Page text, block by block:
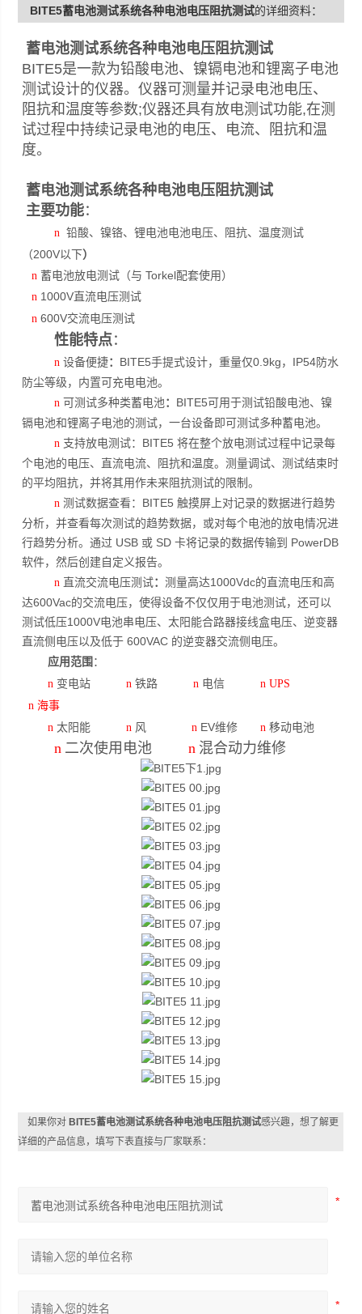
BITE5蓄电池测试系统各种电池电压阻抗测试的详细资料：
蓄电池测试系统各种电池电压阻抗测试
BITE5是一款为铅酸电池、镍镉电池和锂离子电池
测试设计的仪器。仪器可测量并记录电池电压、
阻抗和温度等参数;仪器还具有放电测试功能,在测
试过程中持续记录电池的电压、电流、阻抗和温
度。
蓄电池测试系统各种电池电压阻抗测试
主要功能：
n 铅酸、镍铬、锂电池电池电压、阻抗、温度测试
（200V以下）
n 蓄电池放电测试（与 Torkel配套使用）
n 1000V直流电压测试
n 600V交流电压测试
性能特点：
n 设备便捷： BITE5手提式设计，重量仅0.9kg，IP54防水
防尘等级，内置可充电电池。
n 可测试多种类蓄电池： BITE5可用于测试铅酸电池、镍
镉电池和锂离子电池的测试，一台设备即可测试多种蓄电池。
n 支持放电测试：BITE5 将在整个放电测试过程中记录每
个电池的电压、直流电流、阻抗和温度。测量调试、测试结束时
的平均阻抗，并将其用作未来阻抗测试的限制。
n 测试数据查看：BITE5 触摸屏上对记录的数据进行趋势
分析，并查看每次测试的趋势数据，或对每个电池的放电情况进
行趋势分析。通过 USB 或 SD 卡将记录的数据传输到 PowerDB
软件，然后创建自定义报告。
n 直流交流电压测试： 测量高达1000Vdc的直流电压和高
达600Vac的交流电压，使得设备不仅仅用于电池测试，还可以
测试低压1000V电池串电压、太阳能合路器接线盒电压、逆变器
直流侧电压以及低于 600VAC 的逆变器交流侧电压。
应用范围 ：
n 变电站n 铁路n 电信n UPS
n 海事
n 太阳能n 风n EV维修n 移动电池
n 二次使用电池n 混合动力维修
如果你对 BITE5蓄电池测试系统各种电池电压阻抗测试感兴趣，想了解更
详细的产品信息，填写下表直接与厂家联系：